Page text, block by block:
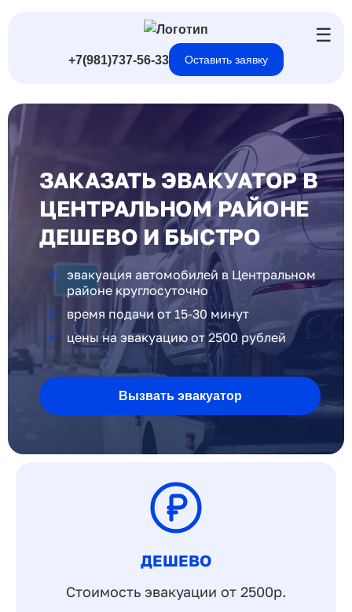
☰
+7(981)737-56-33 Оставить заявку
ЗАКАЗАТЬ ЭВАКУАТОР В
ЦЕНТРАЛЬНОМ РАЙОНЕ
ДЕШЕВО И БЫСТРО
эвакуация автомобилей в Центральном
районе круглосуточно
время подачи от 15-30 минут
цены на эвакуацию от 2500 рублей
Вызвать эвакуатор
ДЕШЕВО
Стоимость эвакуации от 2500р.